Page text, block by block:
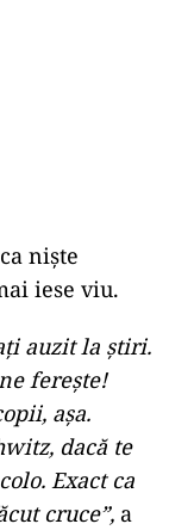
nişte
iese viu.
auzit la ştiri.
fereşte!
aşa.
dacă te
Exact ca
cruce”, a